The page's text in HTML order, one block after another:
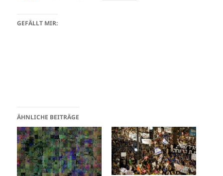
GEFÄLLT MIR:
ÄHNLICHE BEITRÄGE